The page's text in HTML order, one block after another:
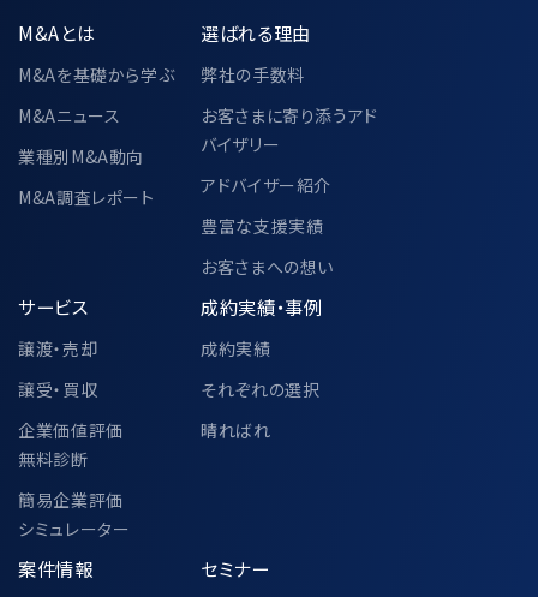
M&Aとは
M&Aを基礎から学ぶ
M&Aニュース
業種別M&A動向
M&A調査レポート
選ばれる理由
弊社の手数料
お客さまに寄り添うアド
バイザリー
アドバイザー紹介
豊富な支援実績
お客さまへの想い
サービス
譲渡・売却
譲受・買収
企業価値評価
無料診断
簡易企業評価
シミュレーター
成約実績・事例
成約実績
それぞれの選択
晴ればれ
案件情報 セミナー